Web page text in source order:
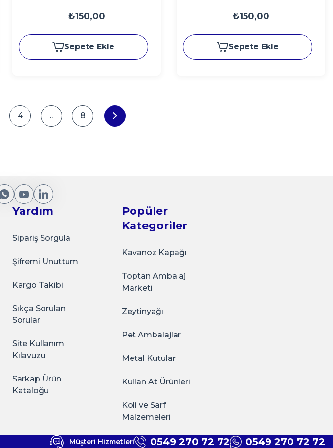
₺150,00
Sepete Ekle
₺150,00
Sepete Ekle
4 .. 8
Yardım
Sipariş Sorgula
Şifremi Unuttum
Kargo Takibi
Sıkça Sorulan
Sorular
Site Kullanım
Kılavuzu
Sarkap Ürün
Kataloğu
Popüler
Kategoriler
Kavanoz Kapağı
Toptan Ambalaj
Marketi
Zeytinyağı
Pet Ambalajlar
Metal Kutular
Kullan At Ürünleri
Koli ve Sarf
Malzemeleri
Müşteri Hizmetleri 0549 270 72 72 0549 270 72 72